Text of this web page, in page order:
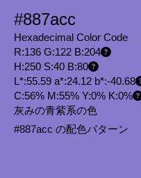
#887acc
Hexadecimal Color Code
R:136 G:122 B:204
H:250 S:40 B:80
L*:55.59 a*:24.12 b*:-40.68
C:56% M:55% Y:0% K:0%
灰みの青紫系の色
#887acc の配色パターン